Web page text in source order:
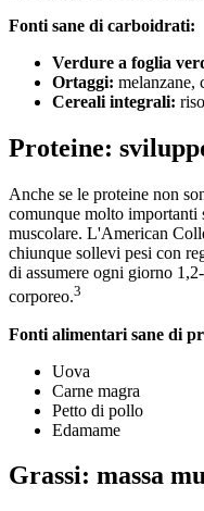
Fonti sane di carboidrati:
Verdure a foglia
Ortaggi: melanzane,
Cereali integrali:
Proteine:
Anche se le proteine non
comunque molto importanti
muscolare. L'American
chiunque sollevi pesi con
di assumere ogni giorno
corporeo.3
Fonti alimentari sane di
Uova
Carne magra
Petto di pollo
Edamame
Grassi: massa